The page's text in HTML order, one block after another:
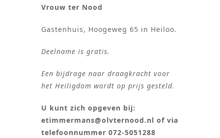
Vrouw ter Nood
Gastenhuis, Hoogeweg 65 in Heiloo.
Deelname is gratis.
Een bijdrage naar draagkracht voor
het Heiligdom wordt op prijs gesteld.
U kunt zich opgeven bij:
etimmermans@olvternood.nl of via
telefoonnummer 072-5051288